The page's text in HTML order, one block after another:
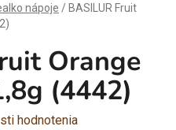
nápoje / BASILUR Fruit
Orange
(4442)
hodnotenia